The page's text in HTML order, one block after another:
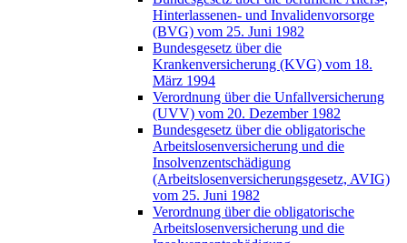
Hinterlassenen- und Invalidenvorsorge
(BVG) vom 25. Juni 1982
Bundesgesetz über die
Krankenversicherung (KVG) vom 18.
März 1994
Verordnung über die Unfallversicherung
(UVV) vom 20. Dezember 1982
Bundesgesetz über die obligatorische
Arbeitslosenversicherung und die
Insolvenzentschädigung
(Arbeitslosenversicherungsgesetz, AVIG)
vom 25. Juni 1982
Verordnung über die obligatorische
Arbeitslosenversicherung und die